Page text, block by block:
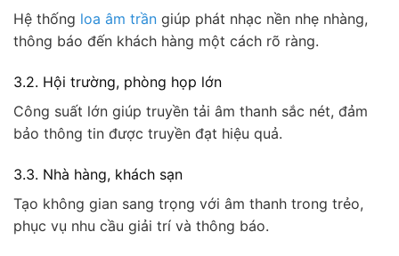
Hệ thống loa âm trần giúp phát nhạc nền nhẹ nhàng,
thông báo đến khách hàng một cách rõ ràng.
3.2. Hội trường, phòng họp lớn
Công suất lớn giúp truyền tải âm thanh sắc nét, đảm
bảo thông tin được truyền đạt hiệu quả.
3.3. Nhà hàng, khách sạn
Tạo không gian sang trọng với âm thanh trong trẻo,
phục vụ nhu cầu giải trí và thông báo.